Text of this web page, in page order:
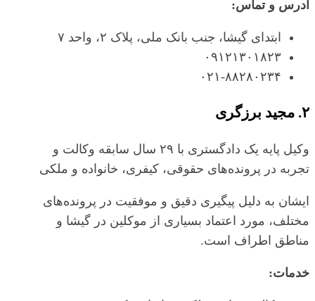
آدرس و تماس:
ابتدای گیشا، جنب بانک ملی، پلاک ۲، واحد ۷
۰۹۱۲۱۳۰۱۸۲۳
۰۲۱-۸۸۲۸۰۲۳۴
۲. مجید برزگری
وکیل پایه یک دادگستری با ۲۹ سال سابقه وکالت و
تجربه در پرونده‌های حقوقی، کیفری، خانواده و ملکی
ایشان به دلیل پیگیری دقیق و موفقیت در پرونده‌های
مختلف، مورد اعتماد بسیاری از موکلین در گیشا و
مناطق اطراف است.
خدمات: